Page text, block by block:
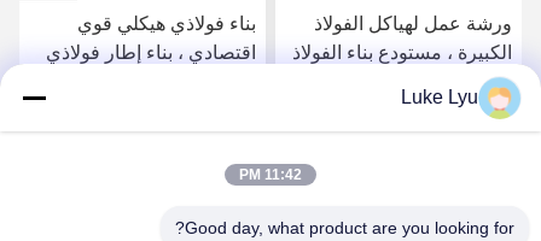
ورشة عمل لهياكل الفولاذ
الكبيرة ، مستودع بناء الفولاذ
المجهز
احصل على أفضل سعر
بناء فولاذي هيكلي قوي
اقتصادي ، بناء إطار فولاذي
احصل على أفضل سعر
Luke Lyu
11:42 PM
Good day, what product are you looking for?